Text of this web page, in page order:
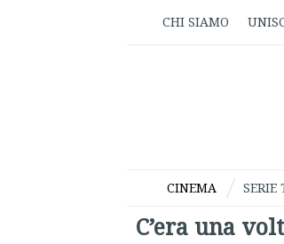
CHI SIAMO
CINEMA SERIE
C’era una